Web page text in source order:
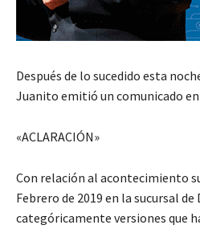
Después de lo sucedido esta
Juanito emitió un comunicado en
«ACLARACIÓN»
Con relación al acontecimiento
Febrero de 2019 en la sucursal
categóricamente versiones que